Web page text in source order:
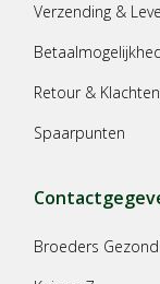
Verzending &
Retour & Klachten
Spaarpunten
Broeders